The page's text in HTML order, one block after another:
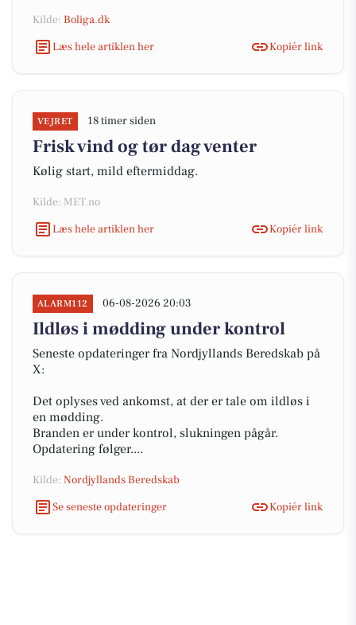
Kilde: Boliga.dk
Læs hele artiklen her
Kopiér link
VEJRET 18 timer siden
Frisk vind og tør dag venter
Kølig start, mild eftermiddag.
Kilde: MET.no
Læs hele artiklen her
Kopiér link
ALARM112 06-08-2026 20:03
Ildløs i mødding under kontrol
Seneste opdateringer fra Nordjyllands Beredskab på
X:
Det oplyses ved ankomst, at der er tale om ildløs i
en mødding.
Branden er under kontrol, slukningen pågår.
Opdatering følger....
Kilde: Nordjyllands Beredskab
Se seneste opdateringer
Kopiér link